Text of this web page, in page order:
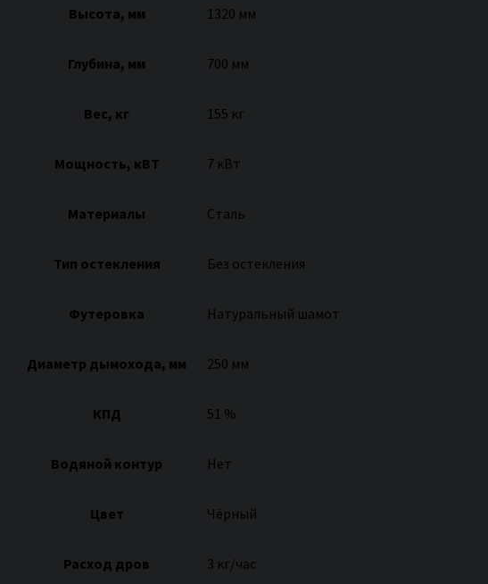
Высота, мм 1320 мм
Глубина, мм 700 мм
Вес, кг 155 кг
Мощность, кВТ 7 кВт
Материалы Сталь
Тип остекления Без остекления
Футеровка Натуральный шамот
Диаметр дымохода, мм 250 мм
КПД 51 %
Водяной контур Нет
Цвет Чёрный
Расход дров 3 кг/час